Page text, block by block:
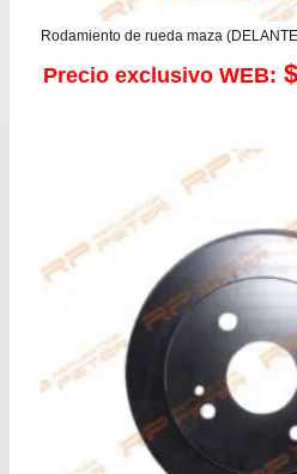
Precio exclusivo WEB: $